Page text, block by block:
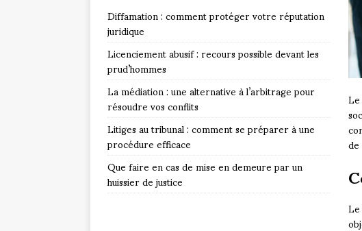
Le
Diffamation : comment protéger votre réputation
juridique
Licenciement abusif : recours possible devant les
prud’hommes
La médiation : une alternative à l’arbitrage pour
résoudre vos conflits
Litiges au tribunal : comment se préparer à une
procédure efficace
Que faire en cas de mise en demeure par un
huissier de justice